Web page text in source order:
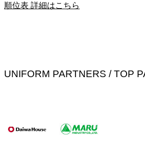
順位表 詳細はこちら
UNIFORM PARTNERS / TOP